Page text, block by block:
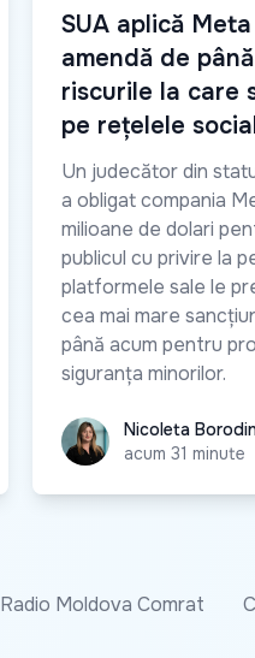
SUA aplică
amendă de
riscurile la care
pe rețelele
Un judecător din
a obligat compania
milioane de dolari
publicul cu privire la
platformele sale le
cea mai mare
până acum pentru
siguranța minorilor.
Nicoleta Borodin
Nicoleta
acum 31 minute
Radio Moldova Comrat